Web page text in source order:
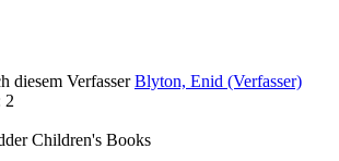
diesem Verfasser Blyton, Enid (Verfasser)
2
Children's Books